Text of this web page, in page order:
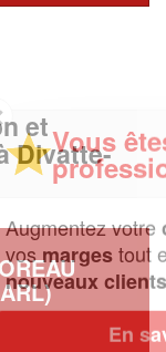
et
Divatte-
?
d'affaireset
de